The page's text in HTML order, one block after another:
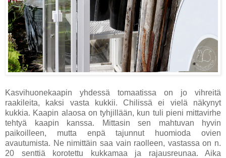
Kasvihuonekaapin yhdessä tomaatissa on jo vihreitä
raakileita, kaksi vasta kukkii. Chilissä ei vielä näkynyt
kukkia. Kaapin alaosa on tyhjillään, kun tuli pieni mittavirhe
tehtyä kaapin kanssa. Mittasin sen mahtuvan hyvin
paikoilleen, mutta enpä tajunnut huomioda ovien
avautumista. Ne nimittäin saa vain raolleen, vastassa on n.
20 senttiä korotettu kukkamaa ja rajausreunaa. Aika